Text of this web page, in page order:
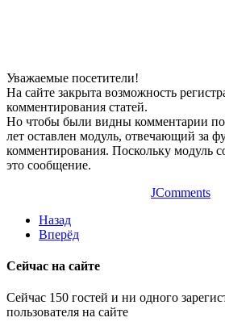
Уважаемые посетители!
На сайте закрыта возможность
комментирования статей.
Но чтобы были видны комментарии
лет оставлен модуль, отвечающий за
комментирования. Поскольку модуль
это сообщение.
JComments
Назад
Вперёд
Сейчас на сайте
Сейчас 150 гостей и ни одного
пользователя на сайте